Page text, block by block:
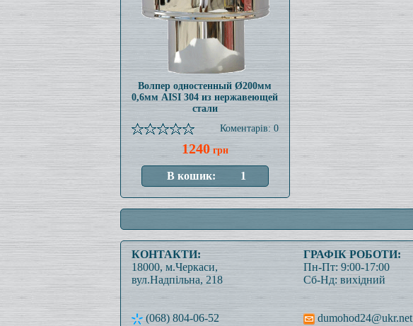
Волпер одностенный Ø200мм
0,6мм AISI 304 из нержавеющей
стали
Коментарів: 0
1240грн
КОНТАКТИ:
18000, м.Черкаси,
вул.Надпільна, 218
(068) 804-06-52
ГРАФІК РОБОТИ:
Пн-Пт: 9:00-17:00
Сб-Нд: вихідний
dumohod24@ukr.net